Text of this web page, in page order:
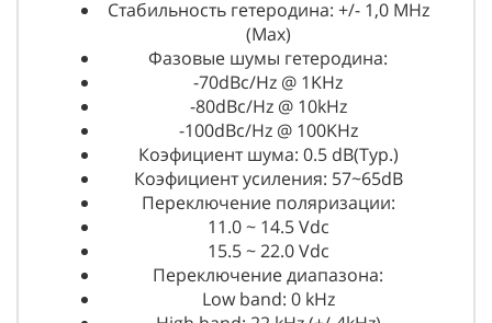
Стабильность гетеродина: +/- 1,0 MHz
(Max)
Фазовые шумы гетеродина:
-70dBc/Hz @ 1KHz
-80dBc/Hz @ 10kHz
-100dBc/Hz @ 100KHz
Коэфициент шума: 0.5 dB(Тур.)
Коэфициент усиления: 57~65dB
Переключение поляризации:
11.0 ~ 14.5 Vdc
15.5 ~ 22.0 Vdc
Переключение диапазона:
Low band: 0 kHz